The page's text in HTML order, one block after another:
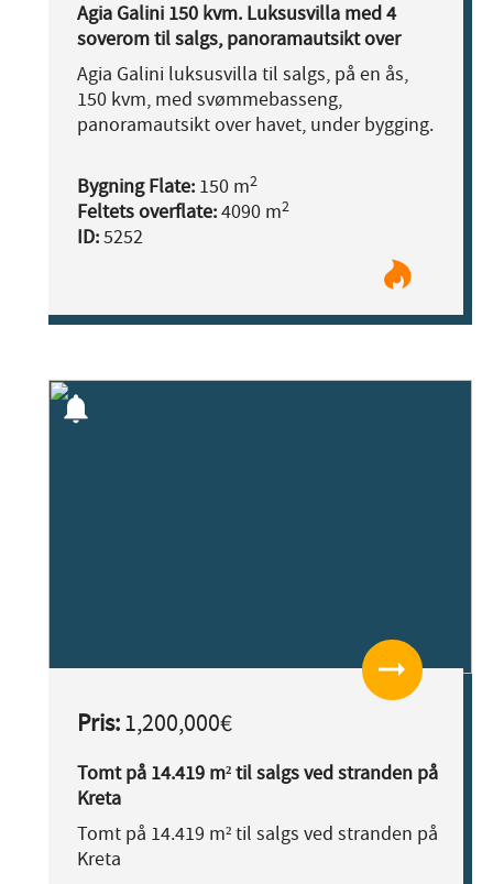
Agia Galini 150 kvm. Luksusvilla med 4
soverom til salgs, panoramautsikt over
havet.
Agia Galini luksusvilla til salgs, på en ås,
150 kvm, med svømmebasseng,
panoramautsikt over havet, under bygging.
Bygning Flate: 150 m2
Feltets overflate:4090 m2
ID:5252
notifications
arrow_right_alt
Pris:1,200,000€
Tomt på 14.419 m² til salgs ved stranden på
Kreta
Tomt på 14.419 m² til salgs ved stranden på
Kreta